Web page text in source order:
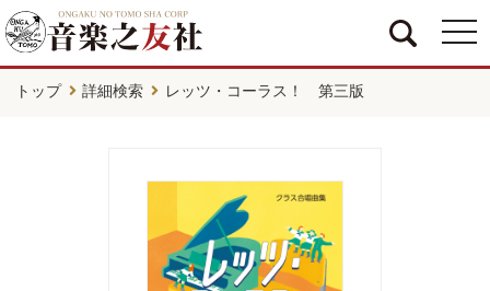
トップ 詳細検索 レッツ・コーラス！ 第三版